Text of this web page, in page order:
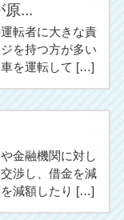
原...
転者に大きな責
を持つ方が多い
を運転して […]
金融機関に対し
渉し、借金を減
減額したり […]